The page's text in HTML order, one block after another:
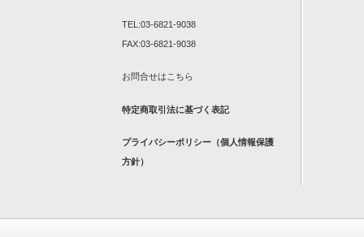
TEL:03-6821-9038
FAX:03-6821-9038
お問合せは こちら
特定商取引法に基づく表記
プライバシーポリシー（個人情報保護
方針）